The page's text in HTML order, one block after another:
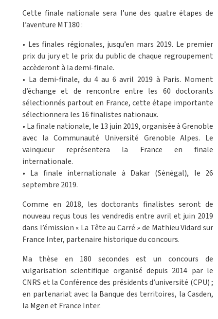
Cette finale nationale sera l’une des quatre étapes de
l’aventure MT180 :
• Les finales régionales, jusqu’en mars 2019. Le premier
prix du jury et le prix du public de chaque regroupement
accèderont à la demi-finale.
• La demi-finale, du 4 au 6 avril 2019 à Paris. Moment
d’échange et de rencontre entre les 60 doctorants
sélectionnés partout en France, cette étape importante
sélectionnera les 16 finalistes nationaux.
• La finale nationale, le 13 juin 2019, organisée à Grenoble
avec la Communauté Université Grenoble Alpes. Le
vainqueur représentera la France en finale
internationale.
• La finale internationale à Dakar (Sénégal), le 26
septembre 2019.
Comme en 2018, les doctorants finalistes seront de
nouveau reçus tous les vendredis entre avril et juin 2019
dans l’émission « La Tête au Carré » de Mathieu Vidard sur
France Inter, partenaire historique du concours.
Ma thèse en 180 secondes est un concours de
vulgarisation scientifique organisé depuis 2014 par le
CNRS et la Conférence des présidents d’université (CPU) ;
en partenariat avec la Banque des territoires, la Casden,
la Mgen et France Inter.